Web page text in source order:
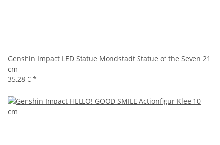
Genshin Impact LED Statue Mondstadt Statue of the Seven 21
cm
35,28 € *